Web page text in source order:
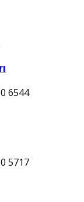
0 6544
0 5717